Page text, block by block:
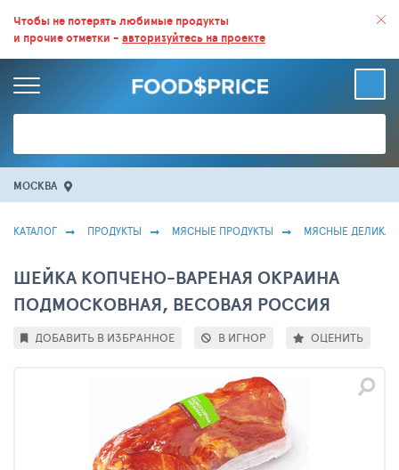
ВСЕ СКИДКИ И ВЫГОДНЫЕ ЦЕНЫ НА ПРОДУКТЫ В МАГАЗИНАХ.
БОЛЬШЕ 100 000 ТОВАРОВ. ЕЖЕДНЕВНОЕ ОБНОВЛЕНИЕ ЦЕН.
Чтобы не потерять любимые продукты
и прочие отметки - авторизуйтесь на проекте
МОСКВА
КАТАЛОГ ПРОДУКТЫ МЯСНЫЕ ПРОДУКТЫ МЯСНЫЕ
ШЕЙКА КОПЧЕНО-ВАРЕНАЯ ОКРАИНА
ПОДМОСКОВНАЯ, ВЕСОВАЯ РОССИЯ
ДОБАВИТЬ В ИЗБРАННОЕ В ИГНОР ОЦЕНИТЬ